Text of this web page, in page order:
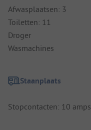
Afwasplaatsen: 3
Toiletten: 11
Droger
Wasmachines
Staanplaats
Stopcontacten: 10 amps